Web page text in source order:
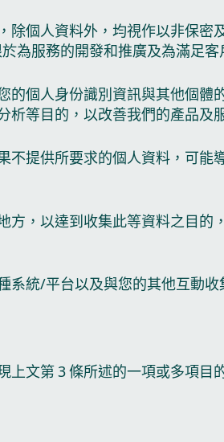
個人資料外，均視作以非保
服務的開發和推廣及為滿足
個人身份識別資訊與其他個
等目的，以改善我們的產品及
提供所要求的個人資料，可
，以達到收集此等資料之目
統/平台以及與您的其他互動
文第 3 條所述的一項或多項